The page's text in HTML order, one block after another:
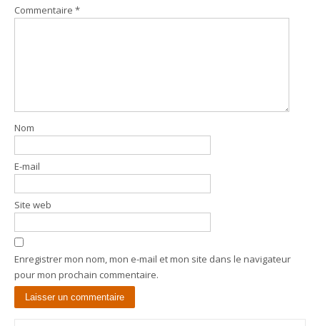
Commentaire *
Nom
E-mail
Site web
Enregistrer mon nom, mon e-mail et mon site dans le navigateur
pour mon prochain commentaire.